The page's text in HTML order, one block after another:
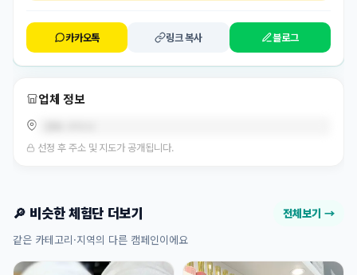
카카오톡 링크 복사 블로그
업체 정보
선정 후 주소 및 지도가 공개됩니다.
🔎 비슷한 체험단 더보기 전체보기 →
같은 카테고리·지역의 다른 캠페인이에요